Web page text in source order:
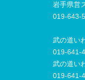
岩手県営
019-643-
武の道い
019-641-
武の道い
019-641-